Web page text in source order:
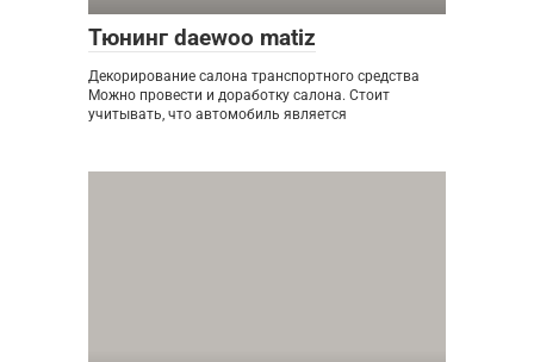
Тюнинг daewoo matiz
Декорирование салона транспортного средства
Можно провести и доработку салона. Стоит
учитывать, что автомобиль является